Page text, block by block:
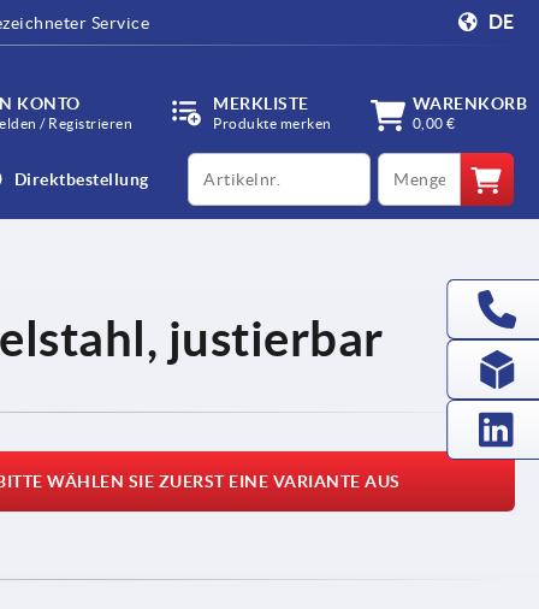
Service DE
KONTO
/ Registrieren
MERKLISTE
Produkte merken
WARENKORB
0,00 €
Direktbestellung
productCode qty
justierbar
WÄHLEN SIE ZUERST EINE VARIANTE AUS